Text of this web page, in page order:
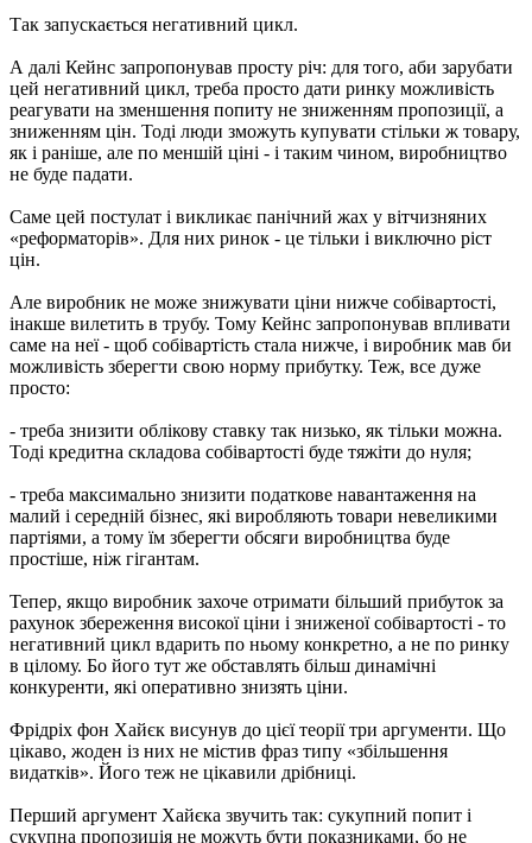
Так запускається негативний цикл.
А далі Кейнс запропонував просту річ: для того, аби зарубати
цей негативний цикл, треба просто дати ринку можливість
реагувати на зменшення попиту не зниженням пропозиції, а
зниженням цін. Тоді люди зможуть купувати стільки ж товару,
як і раніше, але по меншій ціні - і таким чином, виробництво
не буде падати.
Саме цей постулат і викликає панічний жах у вітчизняних
«реформаторів». Для них ринок - це тільки і виключно ріст
цін.
Але виробник не може знижувати ціни нижче собівартості,
інакше вилетить в трубу. Тому Кейнс запропонував впливати
саме на неї - щоб собівартість стала нижче, і виробник мав би
можливість зберегти свою норму прибутку. Теж, все дуже
просто:
- треба знизити облікову ставку так низько, як тільки можна.
Тоді кредитна складова собівартості буде тяжіти до нуля;
- треба максимально знизити податкове навантаження на
малий і середній бізнес, які виробляють товари невеликими
партіями, а тому їм зберегти обсяги виробництва буде
простіше, ніж гігантам.
Тепер, якщо виробник захоче отримати більший прибуток за
рахунок збереження високої ціни і зниженої собівартості - то
негативний цикл вдарить по ньому конкретно, а не по ринку
в цілому. Бо його тут же обставлять більш динамічні
конкуренти, які оперативно знизять ціни.
Фрідріх фон Хайєк висунув до цієї теорії три аргументи. Що
цікаво, жоден із них не містив фраз типу «збільшення
видатків». Його теж не цікавили дрібниці.
Перший аргумент Хайєка звучить так: сукупний попит і
сукупна пропозиція не можуть бути показниками, бо не